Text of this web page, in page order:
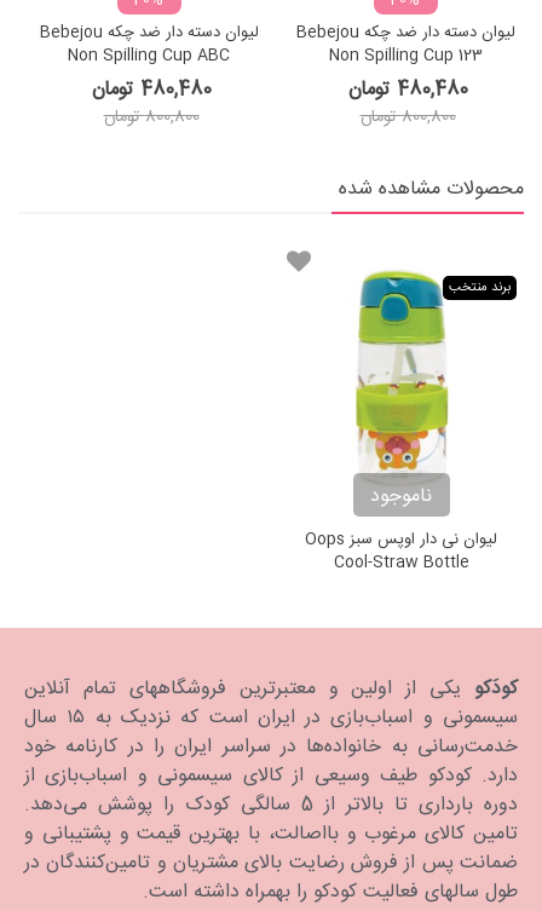
لیوان دسته دار ضد چکه Bebejou
Non Spilling Cup 123
480,480 تومان
800,800 تومان
لیوان دسته دار ضد چکه Bebejou
Non Spilling Cup ABC
480,480 تومان
800,800 تومان
محصولات مشاهده شده
برند منتخب
ناموجود
لیوان نی دار اوپس سبز Oops
Cool-Straw Bottle
کودَکو یکی از اولین و معتبرترین فروشگاههای تمام آنلاین
سیسمونی و اسباب‌بازی در ایران است که نزدیک به ۱۵ سال
خدمت‌رسانی به خانواده‌ها در سراسر ایران را در کارنامه خود
دارد. كودكو طیف وسیعی از کالای سیسمونی و اسباب‌بازی از
دوره بارداری تا بالاتر از 5 سالگی کودک را پوشش می‌دهد.
تامین کالای مرغوب و بااصالت، با بهترین قیمت و پشتیبانی و
ضمانت پس از فروش رضایت بالای مشتریان و تامین‌کنندگان در
طول سالهای فعالیت کودکو را بهمراه داشته است.